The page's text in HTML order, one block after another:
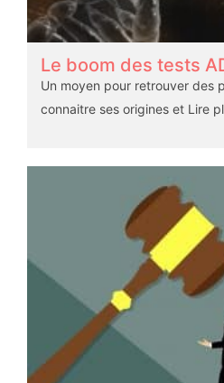
Le boom des tests
Un moyen pour retrouver des
connaitre ses origines et Lire